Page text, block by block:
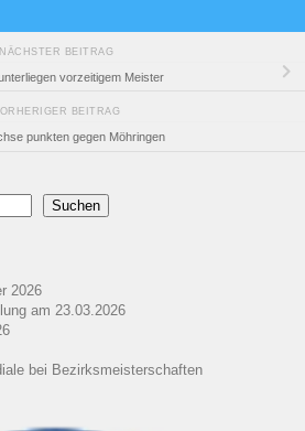
NÄCHSTER BEITRAG
vorzeitigem Meister
BEITRAG
punkten gegen Möhringen
Suchen
2026
am 23.03.2026
bei Bezirksmeisterschaften